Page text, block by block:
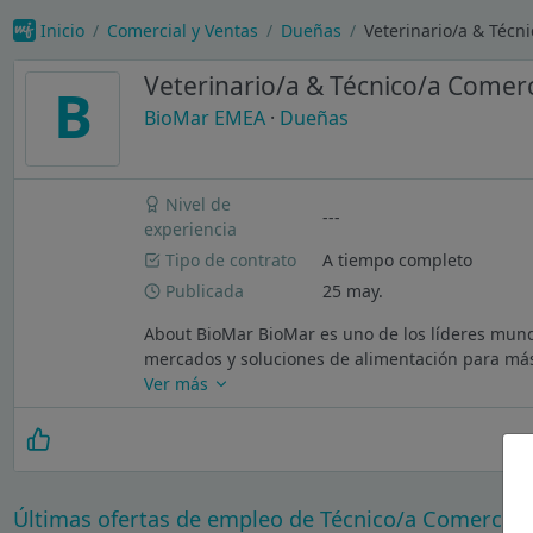
Inicio Comercial y Ventas Dueñas Veterinario/a &
B Veterinario/a & Técnico/a
BioMar EMEA · Dueñas
Nivel de
experiencia
---
Tipo de contrato
A tiempo completo
Publicada
25 may.
About BioMar BioMar es uno de los líderes
mercados y soluciones de alimentación para
Ver más
Últimas ofertas de empleo de Técnico/a Comercial